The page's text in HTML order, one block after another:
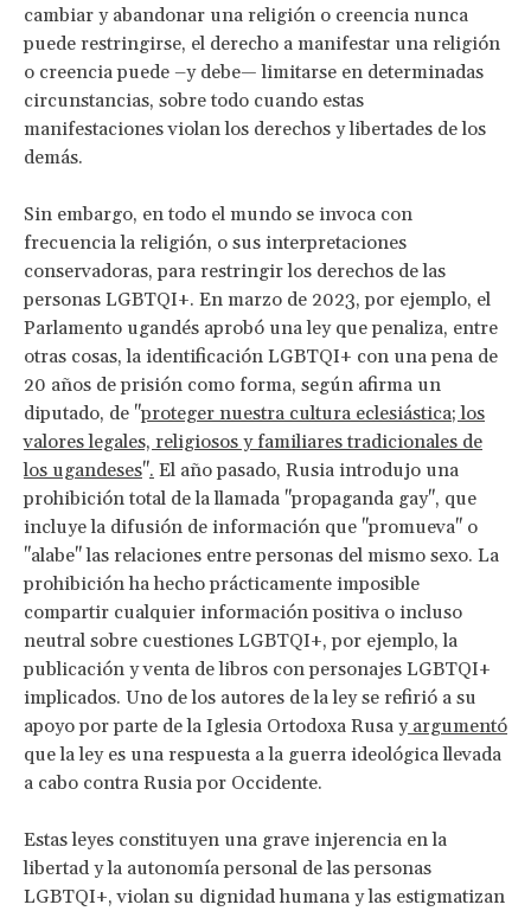
cambiar y abandonar una religión o creencia nunca
puede restringirse, el derecho a manifestar una religión
o creencia puede –y debe— limitarse en determinadas
circunstancias, sobre todo cuando estas
manifestaciones violan los derechos y libertades de los
demás.
Sin embargo, en todo el mundo se invoca con
frecuencia la religión, o sus interpretaciones
conservadoras, para restringir los derechos de las
personas LGBTQI+. En marzo de 2023, por ejemplo, el
Parlamento ugandés aprobó una ley que penaliza, entre
otras cosas, la identificación LGBTQI+ con una pena de
20 años de prisión como forma, según afirma un
diputado, de "proteger nuestra cultura eclesiástica; los
valores legales, religiosos y familiares tradicionales de
los ugandeses". El año pasado, Rusia introdujo una
prohibición total de la llamada "propaganda gay", que
incluye la difusión de información que "promueva" o
"alabe" las relaciones entre personas del mismo sexo. La
prohibición ha hecho prácticamente imposible
compartir cualquier información positiva o incluso
neutral sobre cuestiones LGBTQI+, por ejemplo, la
publicación y venta de libros con personajes LGBTQI+
implicados. Uno de los autores de la ley se refirió a su
apoyo por parte de la Iglesia Ortodoxa Rusa yargumentó
que la ley es una respuesta a la guerra ideológica llevada
a cabo contra Rusia por Occidente.
Estas leyes constituyen una grave injerencia en la
libertad y la autonomía personal de las personas
LGBTQI+, violan su dignidad humana y las estigmatizan